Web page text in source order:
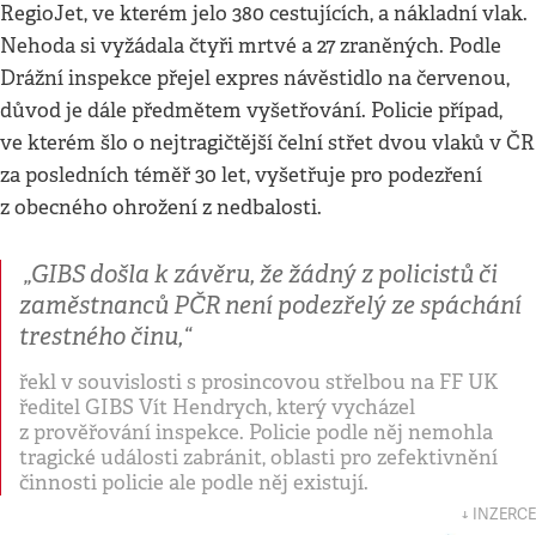
RegioJet, ve kterém jelo 380 cestujících, a nákladní vlak.
Nehoda si vyžádala čtyři mrtvé a 27 zraněných. Podle
Drážní inspekce přejel expres návěstidlo na červenou,
důvod je dále předmětem vyšetřování. Policie případ,
ve kterém šlo o nejtragičtější čelní střet dvou vlaků v ČR
za posledních téměř 30 let, vyšetřuje pro podezření
z obecného ohrožení z nedbalosti.
„GIBS došla k závěru, že žádný z policistů či
zaměstnanců PČR není podezřelý ze spáchání
trestného činu,“
řekl v souvislosti s prosincovou střelbou na FF UK
ředitel GIBS Vít Hendrych, který vycházel
z prověřování inspekce. Policie podle něj nemohla
tragické události zabránit, oblasti pro zefektivnění
činnosti policie ale podle něj existují.
↓ INZERCE